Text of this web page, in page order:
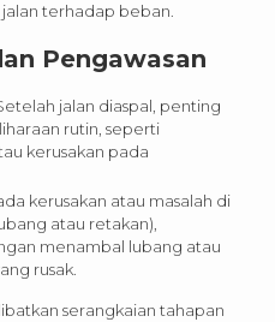
jalan terhadap beban.
Pengawasan
jalan diaspal, penting
rutin, seperti
kerusakan pada
kerusakan atau masalah di
atau retakan),
menambal lubang atau
rusak.
serangkaian tahapan